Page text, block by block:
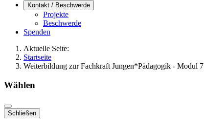
Kontakt / Beschwerde
Projekte
Beschwerde
Spenden
Aktuelle Seite:
Startseite
Weiterbildung zur Fachkraft Jungen*Pädagogik - Modul 7
Wählen
Schließen